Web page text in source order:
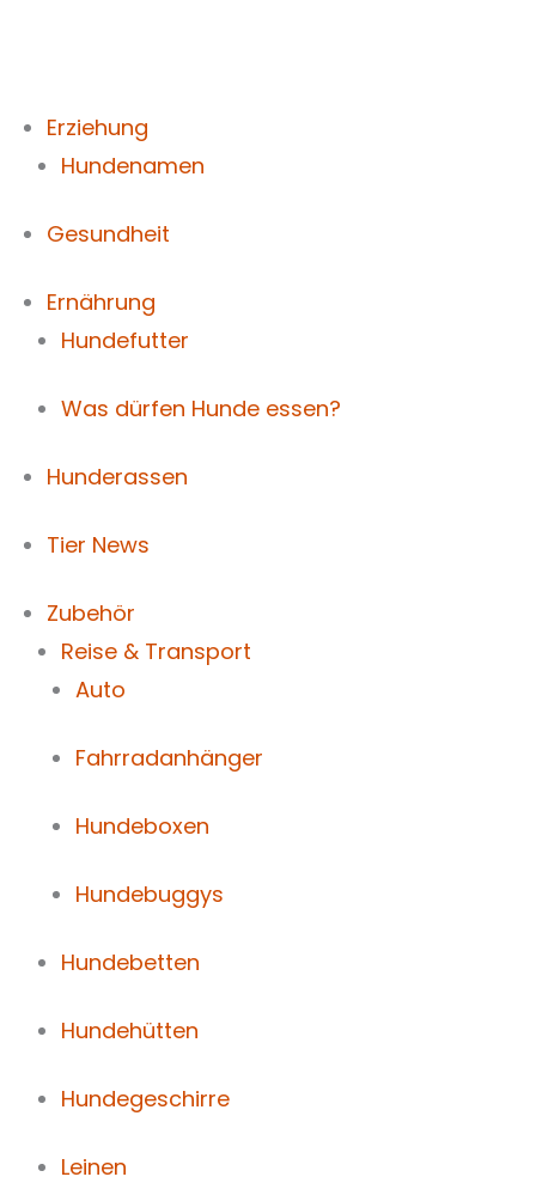
Erziehung
Hundenamen
Gesundheit
Ernährung
Hundefutter
Was dürfen Hunde essen?
Hunderassen
Tier News
Zubehör
Reise & Transport
Auto
Fahrradanhänger
Hundeboxen
Hundebuggys
Hundebetten
Hundehütten
Hundegeschirre
Leinen